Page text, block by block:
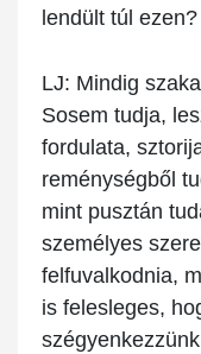
lendült túl ezen?
LJ: Mindig
Sosem tudja,
fordulata,
reménységből
mint pusztán
személyes
felfuvalkodnia,
is felesleges,